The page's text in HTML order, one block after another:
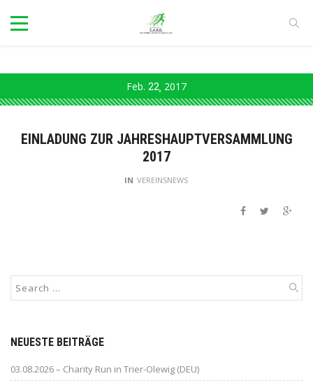
Feb. 22 2017
EINLADUNG ZUR JAHRESHAUPTVERSAMMLUNG
2017
IN VEREINSNEWS
NEUESTE BEITRÄGE
03.08.2026 – Charity Run in Trier-Olewig (DEU)